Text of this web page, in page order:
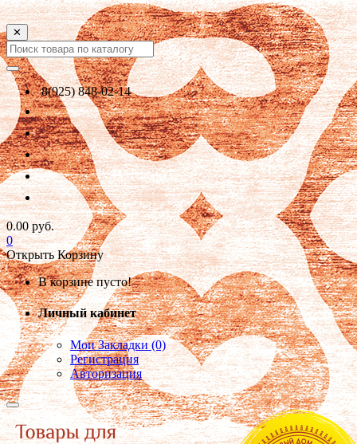
✕
8(925) 848-02-14
0.00 руб.
0
Открыть Корзину
В корзине пусто!
Личный кабинет
Мои Закладки (0)
Регистрация
Авторизация